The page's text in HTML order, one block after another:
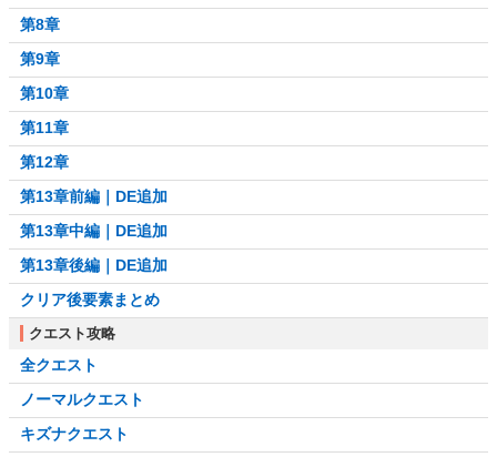
第8章
第9章
第10章
第11章
第12章
第13章前編｜DE追加
第13章中編｜DE追加
第13章後編｜DE追加
クリア後要素まとめ
クエスト攻略
全クエスト
ノーマルクエスト
キズナクエスト